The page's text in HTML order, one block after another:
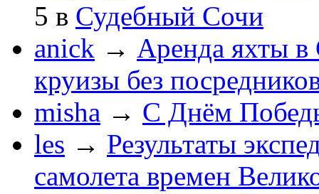
5 в Судебный Сочи
anick → Аренда яхты в
круизы без
misha → С Днём
les → Результаты
самолета времен